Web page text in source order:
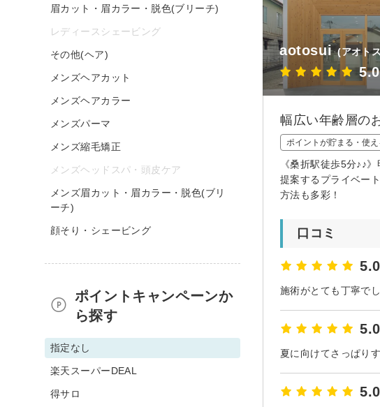
aotosui (アオト
5.0
幅広い年齢層の
ポイントが貯まる・使え
《桑折駅徒歩5分♪♪
提案するプライベー
方法も多彩！
口コミ
5.0
施術がとても丁寧で
5.0
夏に向けてさっぱり
5.0
眉カット・眉カラー・脱色(ブリーチ)
レディースシェービング
その他(ヘア)
メンズヘアカット
メンズヘアカラー
メンズパーマ
メンズ縮毛矯正
メンズヘッドスパ・頭皮ケア
メンズ眉カット・眉カラー・脱色(ブリ
ーチ)
顔そり・シェービング
ポイントキャンペーンか
ら探す
指定なし
楽天スーパーDEAL
得サロ